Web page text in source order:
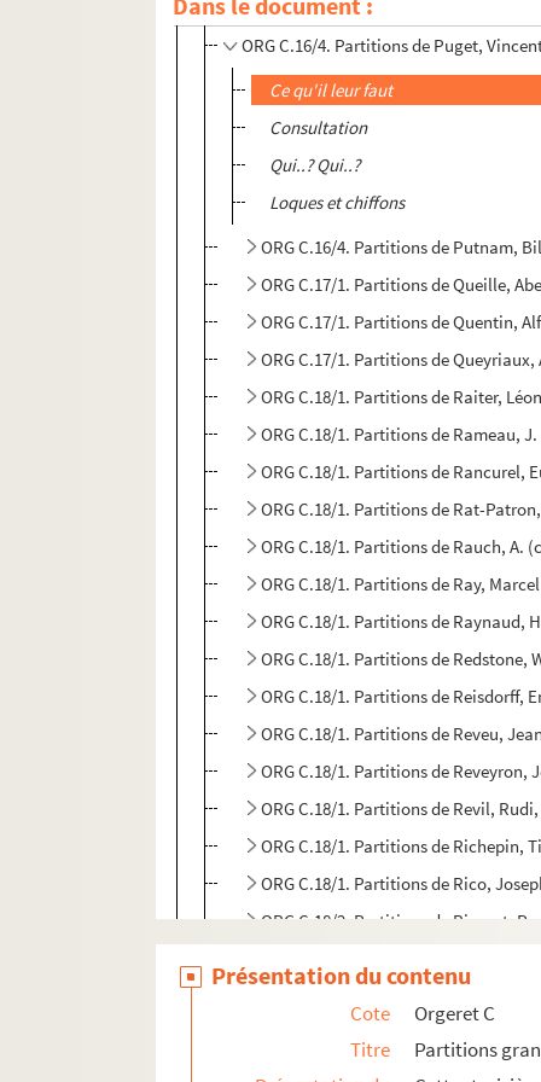
ORG C.16/4. Partitions de Pueca
ORG C.16/4. Partitions de Puget,
Ce qu'il leur faut
Consultation
Qui..? Qui..?
Loques et chiffons
ORG C.16/4. Partitions de Putnam,
ORG C.17/1. Partitions de Queille,
ORG C.17/1. Partitions de Quentin,
ORG C.17/1. Partitions de
ORG C.18/1. Partitions de Raiter,
ORG C.18/1. Partitions de Rameau,
ORG C.18/1. Partitions de Rancurel,
ORG C.18/1. Partitions de Rat-
ORG C.18/1. Partitions de Rauch, A.
ORG C.18/1. Partitions de Ray,
ORG C.18/1. Partitions de Raynaud,
ORG C.18/1. Partitions de Redstone,
ORG C.18/1. Partitions de Reisdorff,
ORG C.18/1. Partitions de Reveu,
ORG C.18/1. Partitions de Reveyron,
ORG C.18/1. Partitions de Revil,
ORG C.18/1. Partitions de Richepin,
ORG C.18/1. Partitions de Rico,
ORG C.18/2. Partitions de Ricourt,
Présentation du contenu
Cote
Orgeret C
Titre
Partitions